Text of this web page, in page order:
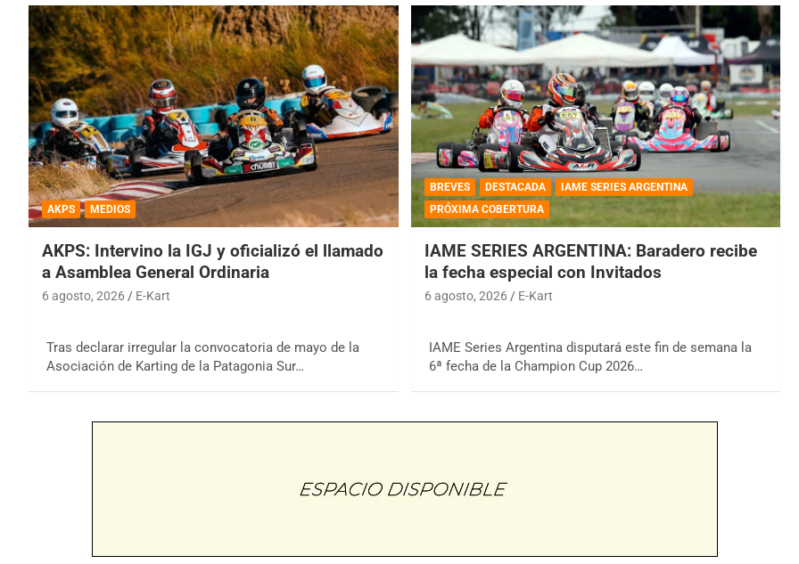
AKPS MEDIOS
AKPS: Intervino la IGJ y oficializó el llamado
a Asamblea General Ordinaria
6 agosto, 2026 E-Kart
Tras declarar irregular la convocatoria de mayo de la
Asociación de Karting de la Patagonia Sur…
BREVES DESTACADA
IAME SERIES ARGENTINA
PRÓXIMA COBERTURA
IAME SERIES ARGENTINA: Baradero recibe
la fecha especial con Invitados
6 agosto, 2026 E-Kart
IAME Series Argentina disputará este fin de semana la
6ª fecha de la Champion Cup 2026…